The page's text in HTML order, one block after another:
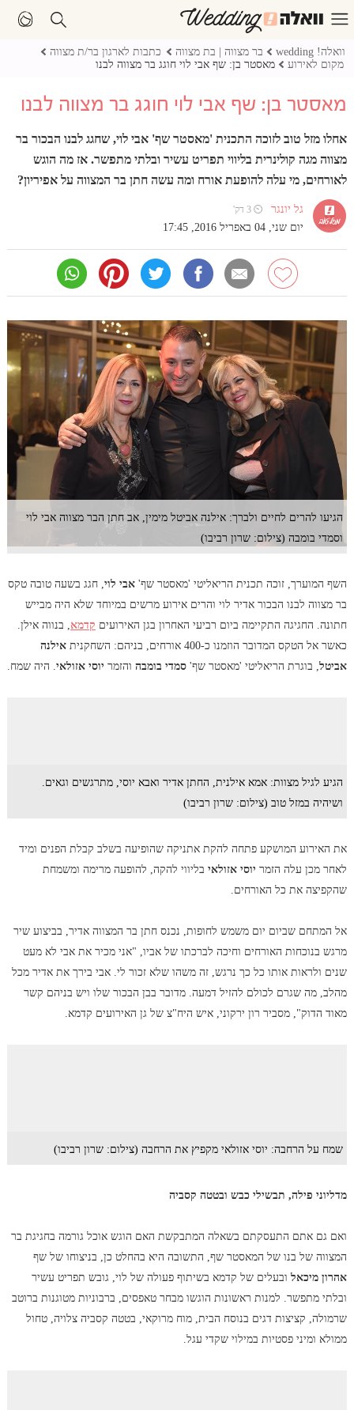
וואלה! wedding בר מצווה | בת מצווה
כתבות לארגון בר/ת מצווה
מקום לאירוע
מאסטר בן: שף אבי לוי חוגג בר מצווה לבנו
מאסטר בן: שף אבי לוי חוגג בר מצווה לבנו
אחלו מזל טוב לזוכה התכנית 'מאסטר שף' אבי לוי, שחגג לבנו הבכור בר
מצווה מגה קולינרית בליווי תפריט עשיר ובלתי מתפשר. אז מה הוגש
לאורחים, מי עלה להופעת אורח ומה עשה חתן בר המצווה על אפיריון?
גל יונגר ⏲ 3 דק'
יום שני, 04 באפריל 2016, 17:45
הגיעו להרים לחיים ולברך: אילנה אביטל מימין, אב חתן הבר מצווה אבי לוי
וסמדי בומבה (צילום: שרון רביבו)
השף המוערך, זוכה תכנית הריאליטי 'מאסטר שף' אבי לוי, חגג בשעה טובה טקס
בר מצווה לבנו הבכור אדיר לוי והרים אירוע מרשים במיוחד שלא היה מבייש
חתונה. החגיגה התקיימה ביום רביעי האחרון בגן האירועים קדמא, בנווה אילן.
כאשר אל הטקס המדובר הוזמנו כ-400 אורחים, בניהם: השחקנית
אילנה
אביטל, בוגרת הריאליטי 'מאסטר שף' סמדי בומבהוהזמר יוסי אזולאי. היה שמח.
הגיע לגיל מצוות: אמא אילנית, החתן אדיר ואבא יוסי, מתרגשים וגאים.
ושיהיה במזל טוב (צילום: שרון רביבו)
את האירוע המושקע פתחה להקת אתניקה שהופיעה בשלב קבלת הפנים ומיד
לאחר מכן עלה הזמריוסי אזולאיבליווי להקה, להופעה מרימה ומשמחת
שהקפיצה את כל האורחים.
אל המתחם שביום יום משמש לחופות, נכנס חתן בר המצווה אדיר, בביצוע שיר
מרגש בנוכחות האורחים וחיכה לברכתו של אביו, "אני מכיר את אבי לא מעט
שנים ולראות אותו כל כך נרגש, זה משהו שלא זכור לי. אבי בירך את אדיר מכל
מהלב, מה שגרם לכולם להזיל דמעה. מדובר בבן הבכור שלו ויש בניהם קשר
מאוד הדוק", מסביר רון ירקוני, איש היח"צ של גן האירועים קדמא.
שמח על הרחבה: יוסי אזולאי מקפיץ את הרחבה (צילום: שרון רביבו)
מדליוני פילה, תבשילי כבש ובטטה קסביה
ואם גם אתם התעסקתם בשאלה המתבקשת האם הוגש אוכל גורמה בחגיגת בר
המצווה של בנו של המאסטר שף, התשובה היא בהחלט כן, בניצוחו של שף
אהרון מיכאלובעלים של קדמא בשיתוף פעולה של לוי, גובש תפריט עשיר
ובלתי מתפשר. למנות ראשונות הוגשו מבחר טאפסים, ברבוניות מטוגנות ברוטב
שרמולה, קציצות דגים בנוסח הבית, מוח מרוקאי, בטטה קסביה צלויה, טחול
ממולא ומיני פסטיות במילוי שקדי עגל.